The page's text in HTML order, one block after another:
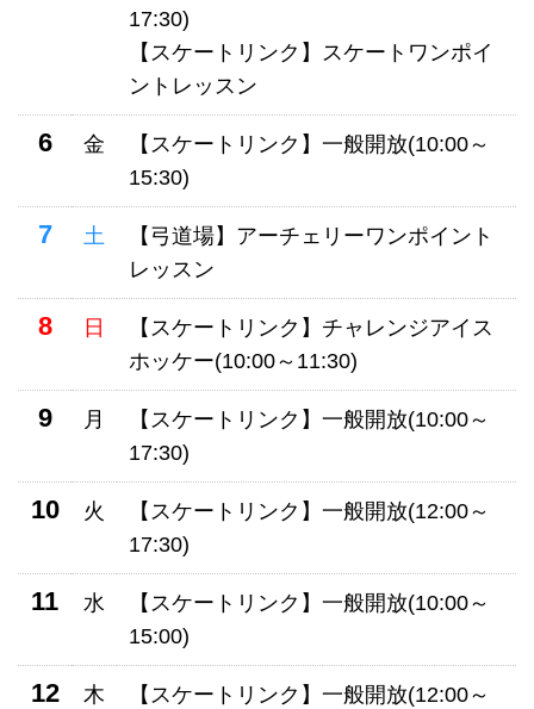
17:30)
【スケートリンク】スケートワンポイ
ントレッスン
6 金
【スケートリンク】一般開放(10:00～
15:30)
7 土
【弓道場】アーチェリーワンポイント
レッスン
8 日
【スケートリンク】チャレンジアイス
ホッケー(10:00～11:30)
9 月
【スケートリンク】一般開放(10:00～
17:30)
10 火
【スケートリンク】一般開放(12:00～
17:30)
11 水
【スケートリンク】一般開放(10:00～
15:00)
12 木
【スケートリンク】一般開放(12:00～